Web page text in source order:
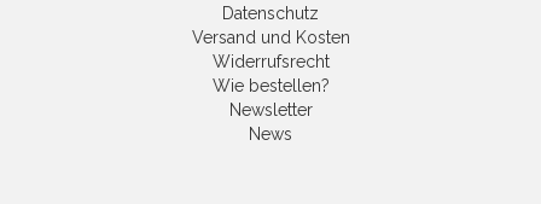
Datenschutz
Versand und Kosten
Widerrufsrecht
Wie bestellen?
Newsletter
News